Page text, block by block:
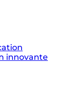
innovante